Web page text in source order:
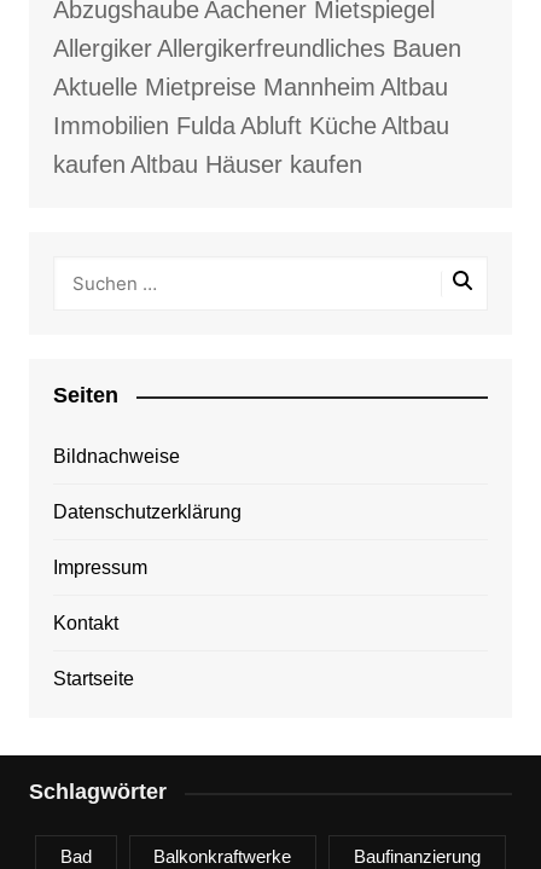
AbzugshaubeAachener Mietspiegel
AllergikerAllergikerfreundliches Bauen
Aktuelle Mietpreise Mannheim Altbau
Immobilien FuldaAbluft KücheAltbau
kaufen Altbau Häuser kaufen
Seiten
Bildnachweise
Datenschutzerklärung
Impressum
Kontakt
Startseite
Schlagwörter
Bad Balkonkraftwerke Baufinanzierung